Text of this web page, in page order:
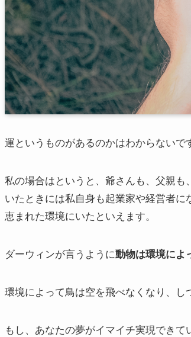
運というものがあるのかはわからないで
私の場合はというと、爺さんも、父親
いたときには私自身も起業家や経営者
恵まれた環境にいたといえます。
ダーウィンが言うように動物は環境によ
環境によって鳥は空を飛べなくなり、し
もし、あなたの夢がイマイチ実現できて